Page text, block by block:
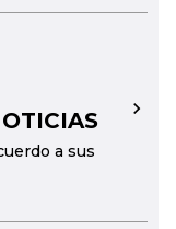
a sus
→